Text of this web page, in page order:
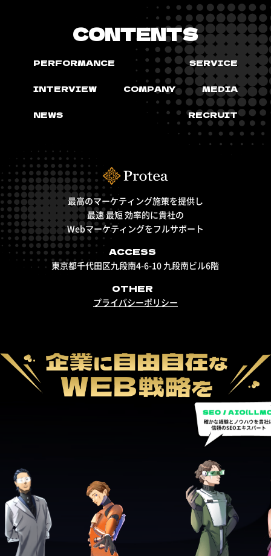
CONTENTS
PERFORMANCE SERVICE
INTERVIEW COMPANY MEDIA
NEWS RECRUIT
最高のマーケティング施策を提供し
最速 最短 効率的に貴社の
Webマーケティングをフルサポート
ACCESS
東京都千代田区九段南4-6-10 九段南ビル6階
OTHER
プライバシーポリシー